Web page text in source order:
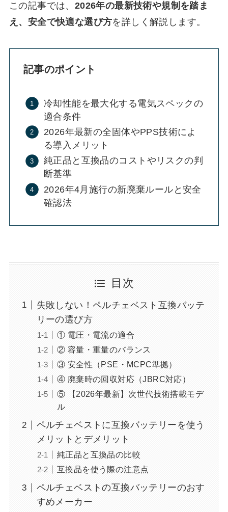
この記事では、 2026年の最新技術や規制を踏ま
え、安全で快適な選び方を詳しく解説します。
記事のポイント
冷却性能を最大化する電気スペックの
適合条件
2026年最新の全固体やPPS技術によ
る導入メリット
純正品と互換品のコストやリスクの判
断基準
2026年4月施行の新廃棄ルールと安全
確認法
目次
失敗しない！ペルチェベスト互換バッテ
リーの選び方
① 電圧・電流の適合
② 容量・重量のバランス
③ 安全性（PSE・MCPC準拠）
④ 廃棄時の回収対応（JBRC対応）
⑤ 【2026年最新】次世代技術搭載モデ
ル
ペルチェベストに互換バッテリーを使う
メリットとデメリット
純正品と互換品の比較
互換品を使う際の注意点
ペルチェベストの互換バッテリーのおす
すめメーカー